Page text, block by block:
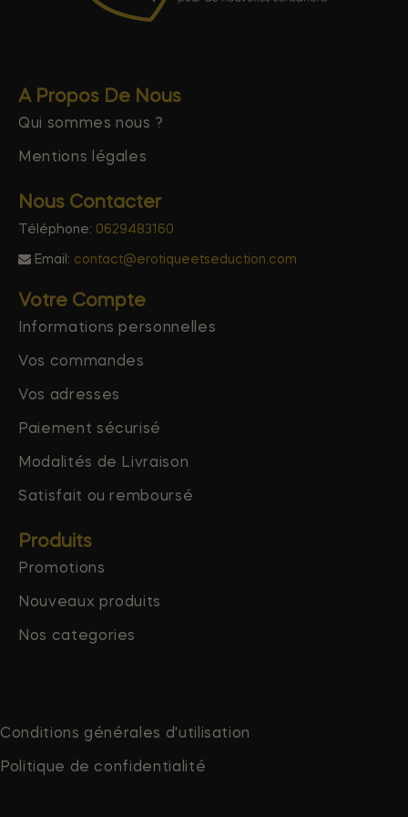
A Propos De Nous
Qui sommes nous ?
Mentions légales
Nous Contacter
Téléphone: 0629483160
Email: contact@erotiqueetseduction.com
Votre Compte
Informations personnelles
Vos commandes
Vos adresses
Paiement sécurisé
Modalités de Livraison
Satisfait ou remboursé
Produits
Promotions
Nouveaux produits
Nos categories
Conditions générales d'utilisation
Politique de confidentialité